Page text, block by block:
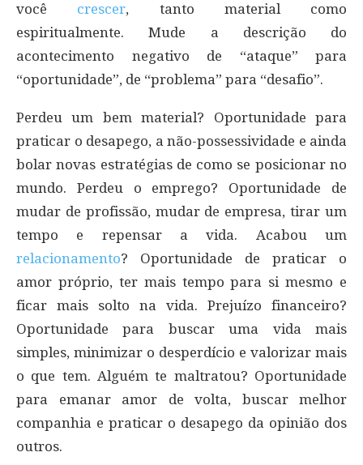
você crescer, tanto material como
espiritualmente. Mude a descrição do
acontecimento negativo de “ataque” para
“oportunidade”, de “problema” para “desafio”.
Perdeu um bem material? Oportunidade para
praticar o desapego, a não-possessividade e ainda
bolar novas estratégias de como se posicionar no
mundo. Perdeu o emprego? Oportunidade de
mudar de profissão, mudar de empresa, tirar um
tempo e repensar a vida. Acabou um
relacionamento? Oportunidade de praticar o
amor próprio, ter mais tempo para si mesmo e
ficar mais solto na vida. Prejuízo financeiro?
Oportunidade para buscar uma vida mais
simples, minimizar o desperdício e valorizar mais
o que tem. Alguém te maltratou? Oportunidade
para emanar amor de volta, buscar melhor
companhia e praticar o desapego da opinião dos
outros.